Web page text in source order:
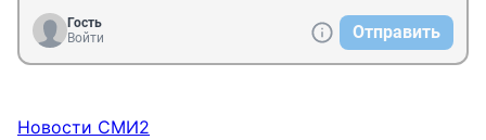
Гость
Войти
Отправить
Новости СМИ2